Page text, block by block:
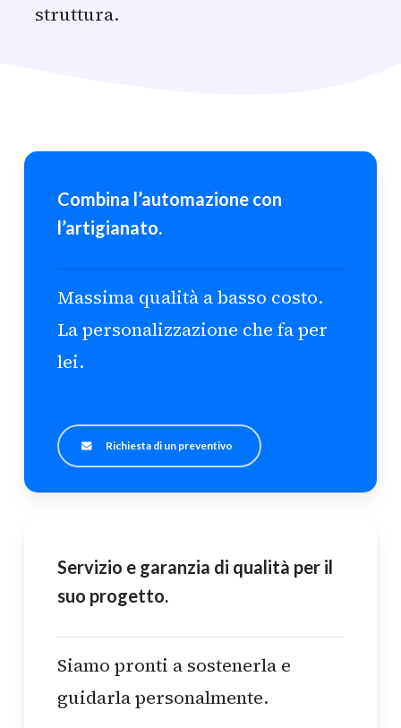
struttura.
Combina l’automazione con
l’artigianato.
Massima qualità a basso costo.
La personalizzazione che fa per
lei.
Richiesta di un preventivo
Servizio e garanzia di qualità per il
suo progetto.
Siamo pronti a sostenerla e
guidarla personalmente.